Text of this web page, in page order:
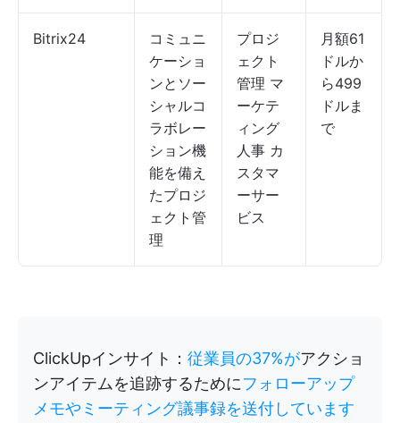
Bitrix24
コミュニ
ケーショ
ンとソー
シャルコ
ラボレー
ション機
能を備え
たプロジ
ェクト管
理
プロジ
ェクト
管理 マ
ーケテ
ィング
人事 カ
スタマ
ーサー
ビス
月額61
ドルか
ら499
ドルま
で
ClickUpインサイト： 従業員の37%がアクショ
ンアイテムを追跡するためにフォローアップ
メモやミーティング議事録を送付しています